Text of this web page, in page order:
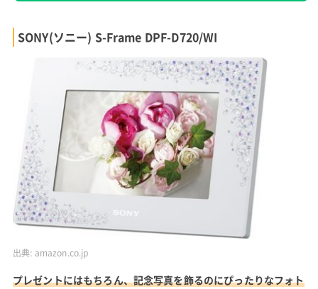
SONY(ソニー) S-Frame DPF-D720/WI
出典: amazon.co.jp
プレゼントにはもちろん、記念写真を飾るのにぴったりなフォト